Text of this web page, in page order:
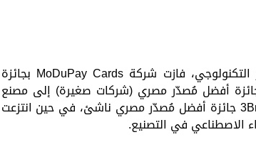
وفي تشجيع واضح لمختلف أحجام الأعمال والابتكار التكنولوجي، فازت شركة MoDuPay Cards بجائزة
أفضل مُصدّر مصري (شركات صغيرة) إلى مصنع
الأمل للأدوات المنزلية، ونالت مجموعة 3Brothers Group جائزة أفضل مُصدّر مصري ناشئ، في حين انتزعت
الاصطناعي في التصنيع.